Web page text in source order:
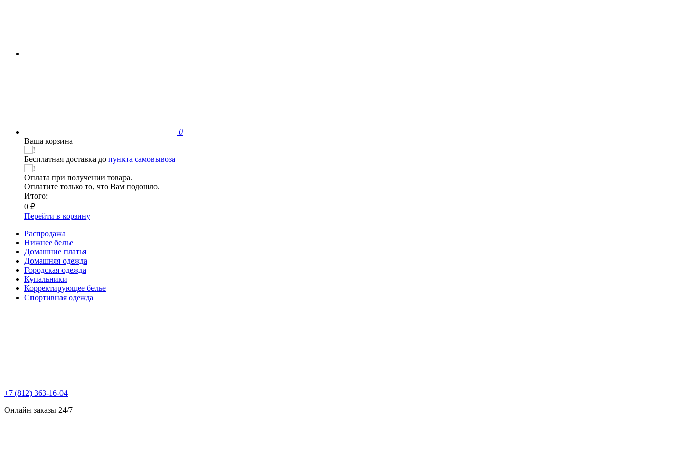
0
Ваша корзина
Бесплатная доставка до пункта самовывоза
Оплата при получении товара.
Оплатите только то, что Вам подошло.
Итого:
0 ₽
Перейти в корзину
Распродажа
Нижнее белье
Домашние платья
Домашняя одежда
Городская одежда
Купальники
Корректирующее белье
Спортивная одежда
+7 (812) 363-16-04
Онлайн заказы 24/7